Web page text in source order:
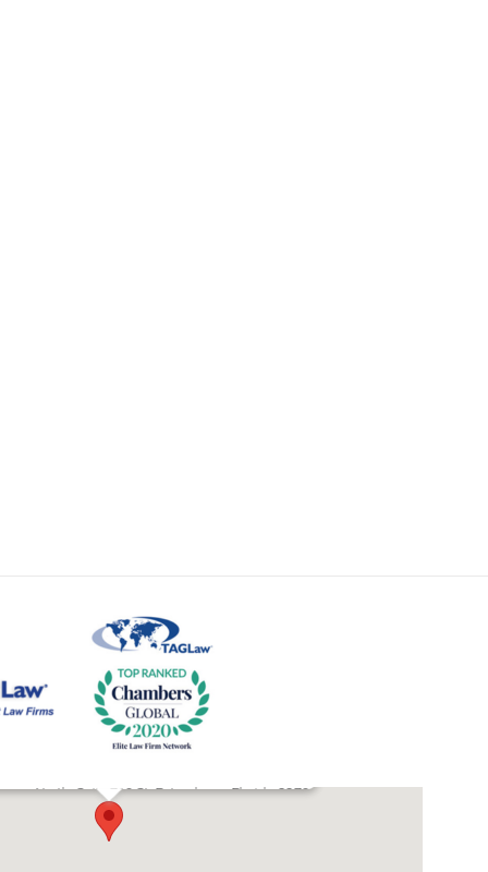
North, Suite 710 St. Petersburg, Florida 33701